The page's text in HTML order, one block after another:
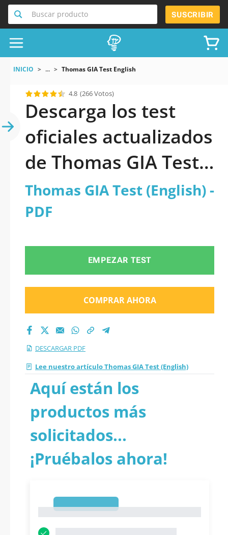
Buscar producto SUSCRIBIR
INICIO ... Thomas GIA Test English
4.8 (266 Votos)
Descarga los test
oficiales actualizados
de Thomas GIA Test
(English) 2026 en PDF
Thomas GIA Test (English) -
PDF
EMPEZAR TEST
COMPRAR AHORA
DESCARGAR PDF
Lee nuestro artículo Thomas GIA Test (English)
Aquí están los
productos más
solicitados...
¡Pruébalos ahora!